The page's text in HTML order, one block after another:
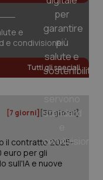
e
e condivisione
Tutti gli speciali
[7 giorni] [30 giorni]
il contratto 2025-
euro per gli
sull'IA e nuove